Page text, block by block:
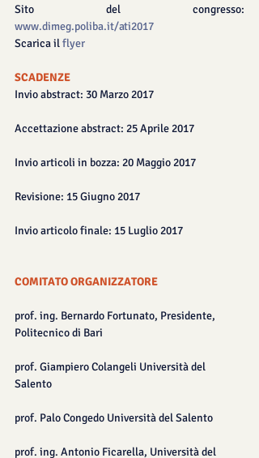
www.dimeg.poliba.it/ati2017
Scarica il flyer
SCADENZE
Invio abstract: 30 Marzo 2017
Accettazione abstract: 25 Aprile 2017
Invio articoli in bozza: 20 Maggio 2017
Revisione: 15 Giugno 2017
Invio articolo finale: 15 Luglio 2017
COMITATO ORGANIZZATORE
​prof. ing. Bernardo Fortunato, Presidente,
Politecnico di Bari
prof. Giampiero Colangeli Università del
Salento
prof. Palo Congedo Università del Salento
prof. ing. Antonio Ficarella, Università del